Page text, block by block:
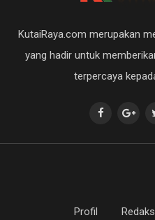
KutaiRaya.com merupakan
yang hadir untuk
terpercaya
Profil